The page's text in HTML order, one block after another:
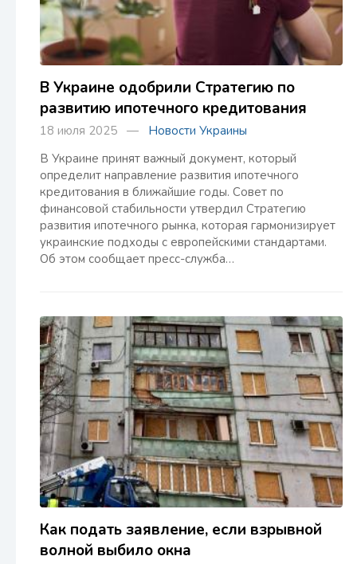
В Украине одобрили Стратегию по
развитию ипотечного кредитования
18 июля 2025 — Новости Украины
В Украине принят важный документ, который
определит направление развития ипотечного
кредитования в ближайшие годы. Совет по
финансовой стабильности утвердил Стратегию
развития ипотечного рынка, которая гармонизирует
украинские подходы с европейскими стандартами.
Об этом сообщает пресс-служба…
Как подать заявление, если взрывной
волной выбило окна